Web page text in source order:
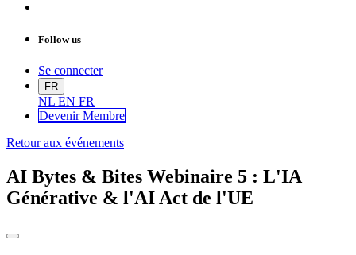
Follow us
Se connecter
FR
NL EN FR
Devenir Membre
Retour aux événements
AI Bytes & Bites Webinaire 5 : L'IA
Générative & l'AI Act de l'UE